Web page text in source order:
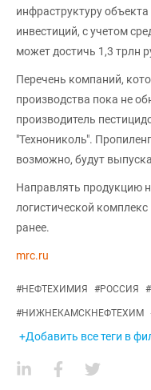
инфраструктуру
инвестиций, с учетом
может достичь 1,3 трлн
Перечень компаний,
производства пока не
производитель
"Технониколь".
возможно, будут
Направлять продукцию
логистической
ранее.
mrc.ru
#НЕФТЕХИМИЯ #РОССИЯ #
#НИЖНЕКАМСКНЕФТЕХИМ
+Добавить все теги в